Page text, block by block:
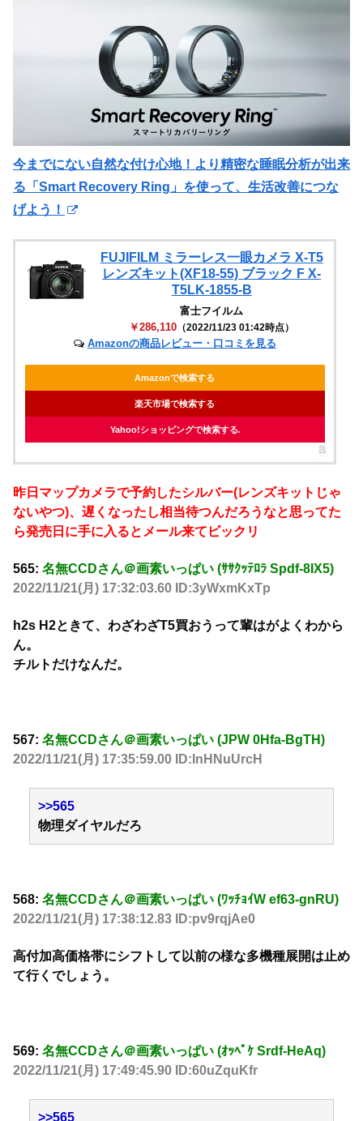
今までにない自然な付け心地！より精密な睡眠分析が出来
る「Smart Recovery Ring」を使って、生活改善につな
げよう！
FUJIFILM ミラーレス一眼カメラ X-T5
レンズキット(XF18-55) ブラック F X-
T5LK-1855-B
富士フイルム
￥286,110 （2022/11/23 01:42時点）
Amazonの商品レビュー・口コミを見る
Amazonで検索する
楽天市場で検索する
Yahoo!ショッピングで検索する
昨日マップカメラで予約したシルバー(レンズキットじゃ
ないやつ)、遅くなったし相当待つんだろうなと思ってた
ら発売日に手に入るとメール来てビックリ
565: 名無CCDさん＠画素いっぱい (ｻｻｸｯﾃﾛﾗ Spdf-8IX5)
2022/11/21(月) 17:32:03.60 ID:3yWxmKxTp
h2s H2ときて、わざわざT5買おうって輩はがよくわから
ん。
チルトだけなんだ。
567: 名無CCDさん＠画素いっぱい (JPW 0Hfa-BgTH)
2022/11/21(月) 17:35:59.00 ID:InHNuUrcH
>>565
物理ダイヤルだろ
568: 名無CCDさん＠画素いっぱい (ﾜｯﾁｮｲW ef63-gnRU)
2022/11/21(月) 17:38:12.83 ID:pv9rqjAe0
高付加高価格帯にシフトして以前の様な多機種展開は止め
て行くでしょう。
569: 名無CCDさん＠画素いっぱい (ｵｯﾍﾟｹ Srdf-HeAq)
2022/11/21(月) 17:49:45.90 ID:60uZquKfr
>>565